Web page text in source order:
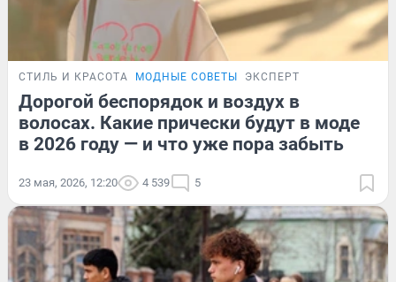
СТИЛЬ И КРАСОТА МОДНЫЕ СОВЕТЫ ЭКСПЕРТ
Дорогой беспорядок и воздух в
волосах. Какие прически будут в моде
в 2026 году — и что уже пора забыть
23 мая, 2026, 12:20 4 539 5